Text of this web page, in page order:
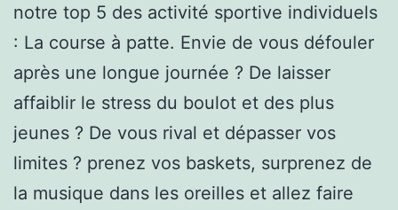
notre top 5 des activité sportive individuels
: La course à patte. Envie de vous défouler
après une longue journée ? De laisser
affaiblir le stress du boulot et des plus
jeunes ? De vous rival et dépasser vos
limites ? prenez vos baskets, surprenez de
la musique dans les oreilles et allez faire